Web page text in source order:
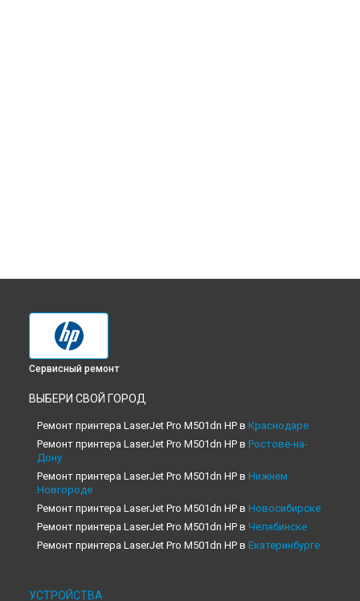
Сервисный ремонт
ВЫБЕРИ СВОЙ ГОРОД
Ремонт принтера LaserJet Pro M501dn HP в Краснодаре
Ремонт принтера LaserJet Pro M501dn HP в Ростове-на-
Дону
Ремонт принтера LaserJet Pro M501dn HP в Нижнем
Новгороде
Ремонт принтера LaserJet Pro M501dn HP в Новосибирске
Ремонт принтера LaserJet Pro M501dn HP в Челябинске
Ремонт принтера LaserJet Pro M501dn HP в Екатеринбурге
УСТРОЙСТВА